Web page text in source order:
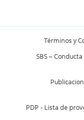
Términos y
SBS –
PDP - Lista de